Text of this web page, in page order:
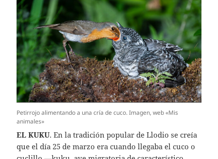
Petirrojo alimentando a una cría de cuco. Imagen, web «Mis
animales»
EL KUKU. En la tradición popular de Llodio se creía
que el día 25 de marzo era cuando llegaba el cuco o